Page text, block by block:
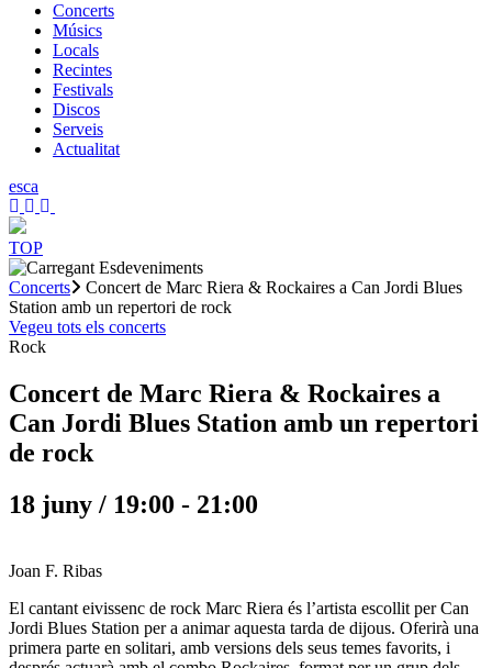
Concerts
Músics
Locals
Recintes
Festivals
Discos
Serveis
Actualitat
esca
TOP
Concerts
Concert de Marc Riera & Rockaires a Can Jordi Blues
Station amb un repertori de rock
Vegeu tots els concerts
Rock
Concert de Marc Riera & Rockaires a
Can Jordi Blues Station amb un repertori
de rock
18 juny / 19:00 - 21:00
Joan F. Ribas
El cantant eivissenc de rock Marc Riera és l’artista escollit per Can
Jordi Blues Station per a animar aquesta tarda de dijous. Oferirà una
primera parte en solitari, amb versions dels seus temes favorits, i